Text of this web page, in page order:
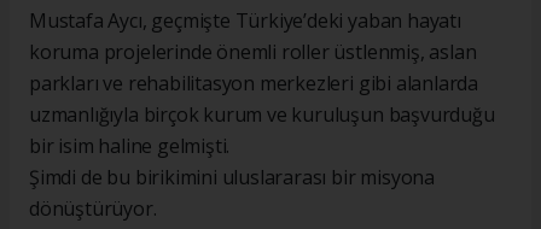
Mustafa Aycı, geçmişte Türkiye’deki yaban hayatı
koruma projelerinde önemli roller üstlenmiş, aslan
parkları ve rehabilitasyon merkezleri gibi alanlarda
uzmanlığıyla birçok kurum ve kuruluşun başvurduğu
bir isim haline gelmişti.
Şimdi de bu birikimini uluslararası bir misyona
dönüştürüyor.